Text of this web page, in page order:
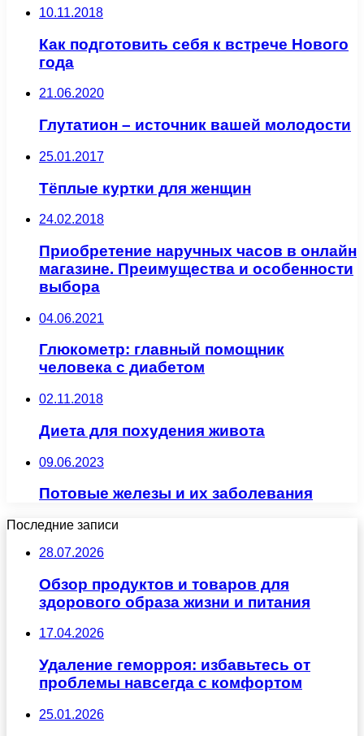
10.11.2018
Как подготовить себя к встрече Нового
года
21.06.2020
Глутатион – источник вашей молодости
25.01.2017
Тёплые куртки для женщин
24.02.2018
Приобретение наручных часов в онлайн
магазине. Преимущества и особенности
выбора
04.06.2021
Глюкометр: главный помощник
человека с диабетом
02.11.2018
Диета для похудения живота
09.06.2023
Потовые железы и их заболевания
Последние записи
28.07.2026
Обзор продуктов и товаров для
здорового образа жизни и питания
17.04.2026
Удаление геморроя: избавьтесь от
проблемы навсегда с комфортом
25.01.2026